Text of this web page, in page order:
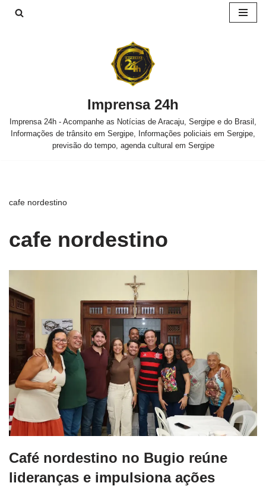
Imprensa 24h
Imprensa 24h - Acompanhe as Notícias de Aracaju, Sergipe e do Brasil,
Informações de trânsito em Sergipe, Informações policiais em Sergipe,
previsão do tempo, agenda cultural em Sergipe
cafe nordestino
cafe nordestino
Café nordestino no Bugio reúne
lideranças e impulsiona ações